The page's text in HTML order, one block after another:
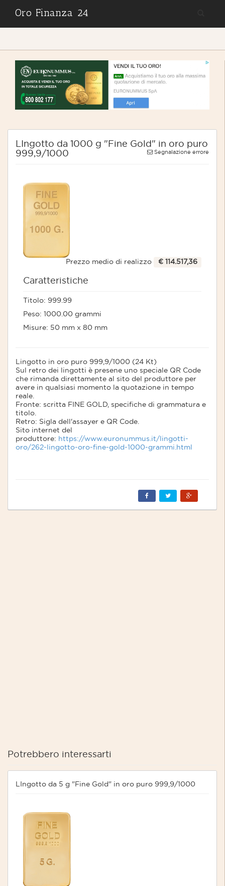
Oro Finanza 24
LIngotto da 1000 g "Fine Gold" in oro puro
999,9/1000
Segnalazione errore
Prezzo medio di realizzo € 114.517,36
Caratteristiche
Titolo: 999.99
Peso: 1000.00 grammi
Misure: 50 mm x 80 mm
Lingotto in oro puro 999,9/1000 (24 Kt)
Sul retro dei lingotti è presene uno speciale QR Code
che rimanda direttamente al sito del produttore per
avere in qualsiasi momento la quotazione in tempo
reale.
Fronte: scritta FINE GOLD, specifiche di grammatura e
titolo.
Retro: Sigla dell'assayer e QR Code.
Sito internet del
produttore: https://www.euronummus.it/lingotti-
oro/262-lingotto-oro-fine-gold-1000-grammi.html
Potrebbero interessarti
LIngotto da 5 g "Fine Gold" in oro puro 999,9/1000